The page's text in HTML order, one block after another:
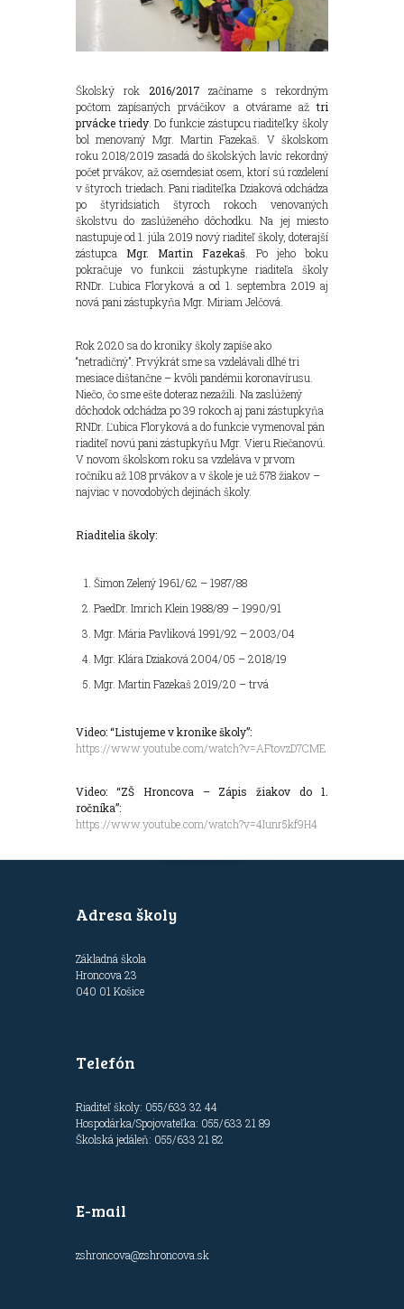
Školský rok 2016/2017 začíname s rekordným
počtom zapísaných prváčikov a otvárame ažtri
prvácke triedy. Do funkcie zástupcu riaditeľky školy
bol menovaný Mgr. Martin Fazekaš. V školskom
roku 2018/2019 zasadá do školských lavíc rekordný
počet prvákov, až osemdesiat osem, ktorí sú rozdelení
v štyroch triedach. Pani riaditeľka Dziaková odchádza
po štyridsiatich štyroch rokoch venovaných
školstvu do zaslúženého dôchodku. Na jej miesto
nastupuje od 1. júla 2019 nový riaditeľ školy, doterajší
zástupca Mgr. Martin Fazekaš. Po jeho boku
pokračuje vo funkcii zástupkyne riaditeľa školy
RNDr. Ľubica Floryková a od 1. septembra 2019 aj
nová pani zástupkyňa Mgr. Miriam Jelčová.
Rok 2020 sa do kroniky školy zapíše ako
“netradičný”. Prvýkrát sme sa vzdelávali dlhé tri
mesiace dištančne – kvôli pandémii koronavírusu.
Niečo, čo sme ešte doteraz nezažili. Na zaslúžený
dôchodok odchádza po 39 rokoch aj pani zástupkyňa
RNDr. Ľubica Floryková a do funkcie vymenoval pán
riaditeľ novú pani zástupkyňu Mgr. Vieru Riečanovú.
V novom školskom roku sa vzdeláva v prvom
ročníku až 108 prvákov a v škole je už 578 žiakov –
najviac v novodobých dejinách školy.
Riaditelia školy:
Šimon Zelený 1961/62 – 1987/88
PaedDr. Imrich Klein 1988/89 – 1990/91
Mgr. Mária Pavliková 1991/92 – 2003/04
Mgr. Klára Dziaková 2004/05 – 2018/19
Mgr. Martin Fazekaš 2019/20 – trvá
Video: “Listujeme v kronike školy”:
https://www.youtube.com/watch?v=AFtovzD7CME
Video: “ZŠ Hroncova – Zápis žiakov do 1.
ročníka”:
https://www.youtube.com/watch?v=4Iunr5kf9H4
Adresa školy
Základná škola
Hroncova 23
040 01 Košice
Telefón
Riaditeľ školy: 055/633 32 44
Hospodárka/Spojovateľka: 055/633 21 89
Školská jedáleň: 055/633 21 82
E-mail
zshroncova@zshroncova.sk